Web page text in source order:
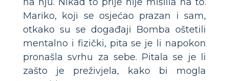
Mariko, koji se osjećao prazan i sam,
otkako su se događaji Bomba oštetili
mentalno i fizički, pita se je li napokon
pronašla svrhu za sebe. Pitala se je li
zašto je preživjela, kako bi mogla